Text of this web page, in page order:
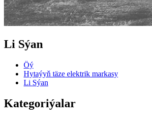
Li Sýan
Öý
Hytaýyň täze elektrik markasy
Li Sýan
Kategoriýalar